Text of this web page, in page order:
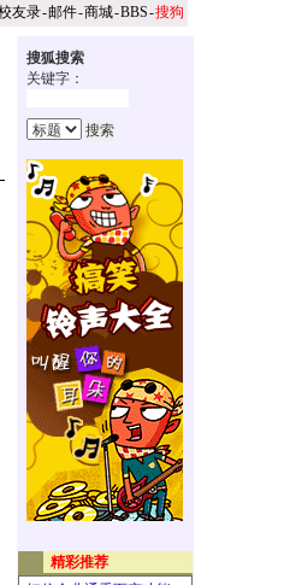
友录-邮件-商城-BBS-搜狗
搜狐搜索
关键字：